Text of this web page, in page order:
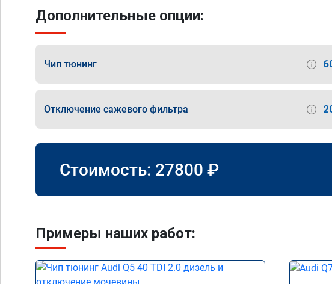
Дополнительные опции:
Чип тюнинг
Отключение сажевого фильтра
Стоимость: 27800 ₽
Примеры наших работ: